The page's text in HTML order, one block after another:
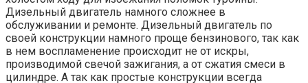
Дизельный двигатель намного сложнее в
обслуживании и ремонте. Дизельный двигатель по
своей конструкции намного проще бензинового, так как
в нем воспламенение происходит не от искры,
производимой свечой зажигания, а от сжатия смеси в
цилиндре. А так как простые конструкции всегда